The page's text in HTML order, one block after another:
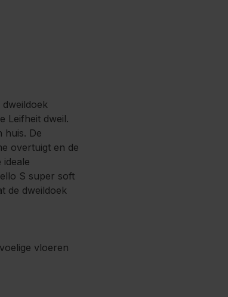
Leifheit dweil.
huis. De
overtuigt en de
S super soft
de dweildoek
vloeren